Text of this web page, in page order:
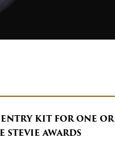
KIT FOR ONE OR
STEVIE AWARDS